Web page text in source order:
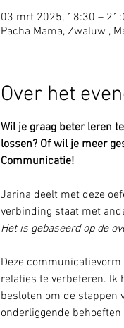
03 mrt 2025, 18:30 –
Pacha Mama, Zwaluw ,
Over het
Wil je graag beter leren
lossen? Of wil je meer
Communicatie!
Jarina deelt met deze
verbinding staat met
Het is gebaseerd op de
Deze
relaties te verbeteren. Ik
besloten om de stappen
onderliggende